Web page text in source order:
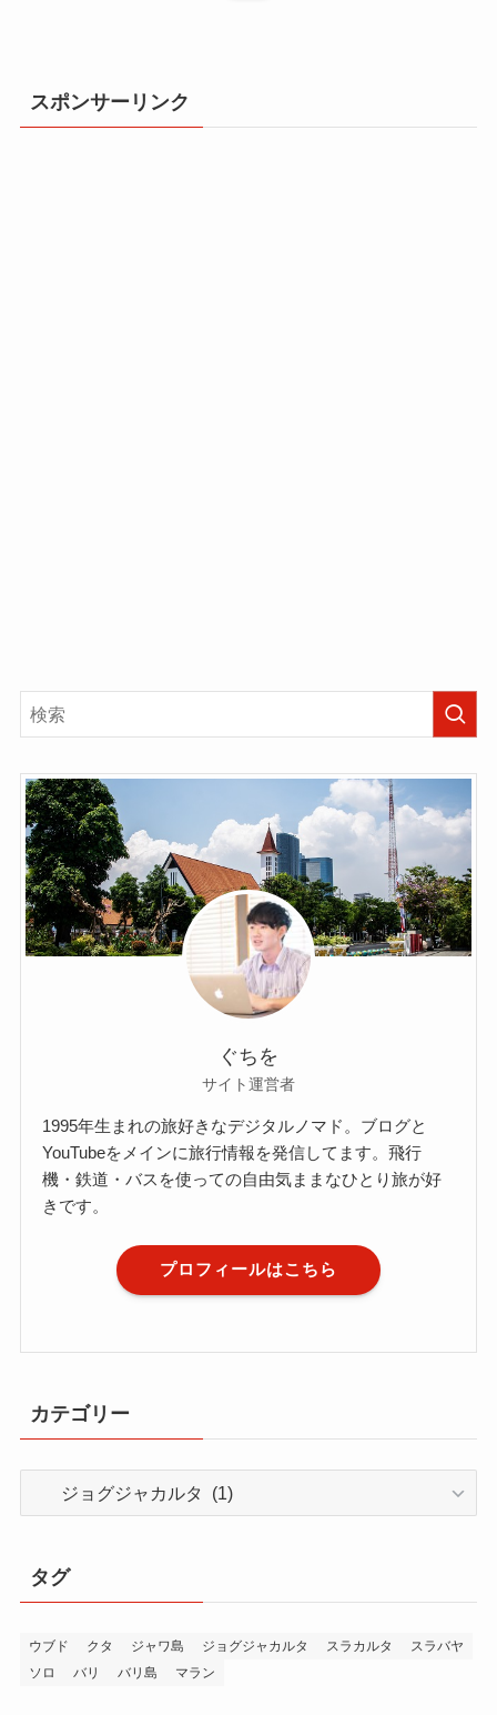
スポンサーリンク
ぐちを
サイト運営者
1995年生まれの旅好きなデジタルノマド。ブログと
YouTubeをメインに旅行情報を発信してます。飛行
機・鉄道・バスを使っての自由気ままなひとり旅が好
きです。
プロフィールはこちら
カテゴリー
ー
タグ
ウブド クタ ジャワ島 ジョグジャカルタ スラカルタ
スラバヤ
ソロ
バリ バリ島 マラン